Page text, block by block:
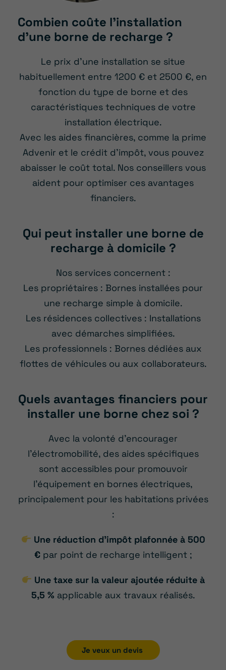
Combien coûte l’installation
d’une borne de recharge ?
Le prix d’une installation se situe
habituellement entre 1200 € et 2500 €, en
fonction du type de borne et des
caractéristiques techniques de votre
installation électrique.
Avec les aides financières, comme la prime
Advenir et le crédit d’impôt, vous pouvez
abaisser le coût total. Nos conseillers vous
aident pour optimiser ces avantages
financiers.
Qui peut installer une borne de
recharge à domicile ?
Nos services concernent :
Les propriétaires : Bornes installées pour
une recharge simple à domicile.
Les résidences collectives : Installations
avec démarches simplifiées.
Les professionnels : Bornes dédiées aux
flottes de véhicules ou aux collaborateurs.
Quels avantages financiers pour
installer une borne chez soi ?
Avec la volonté d’encourager
l’électromobilité, des aides spécifiques
sont accessibles pour promouvoir
l’équipement en bornes électriques,
principalement pour les habitations privées
:
Une réduction d’impôt plafonnée à 500
€par point de recharge intelligent ;
Une taxe sur la valeur ajoutée réduite à
5,5 % applicable aux travaux réalisés.
Je veux un devis